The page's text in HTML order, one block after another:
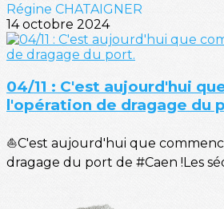
Régine CHATAIGNER
14 octobre 2024
04/11 : C'est aujourd'hui
l'opération de dragage du
⛵C'est aujourd'hui que
dragage du port de #Caen !Les